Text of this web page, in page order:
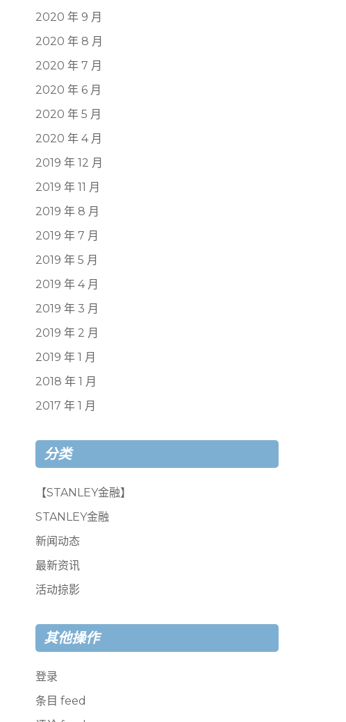
2020 年 9 月
2020 年 8 月
2020 年 7 月
2020 年 6 月
2020 年 5 月
2020 年 4 月
2019 年 12 月
2019 年 11 月
2019 年 8 月
2019 年 7 月
2019 年 5 月
2019 年 4 月
2019 年 3 月
2019 年 2 月
2019 年 1 月
2018 年 1 月
2017 年 1 月
分类
【STANLEY金融】
STANLEY金融
新闻动态
最新资讯
活动掠影
其他操作
登录
条目 feed